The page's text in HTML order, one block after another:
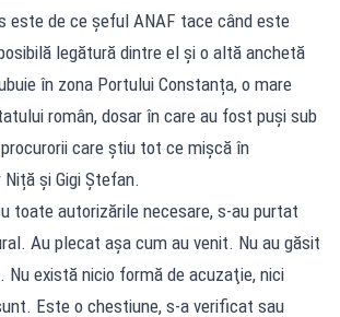
este de ce șeful ANAF tace când este
legătură dintre el și o altă anchetă
în zona Portului Constanța, o mare
român, dosar în care au fost puși sub
care știu tot ce mișcă în
și Gigi Ștefan.
toate autorizările necesare, s-au purtat
Au plecat aşa cum au venit. Nu au găsit
Nu există nicio formă de acuzaţie, nici
Este o chestiune, s-a verificat sau